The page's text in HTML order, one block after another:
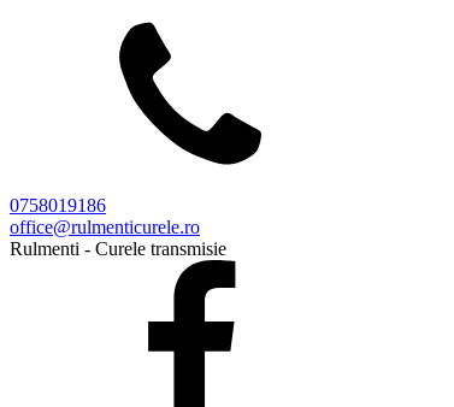
0758019186
office@rulmenticurele.ro
Rulmenti - Curele transmisie